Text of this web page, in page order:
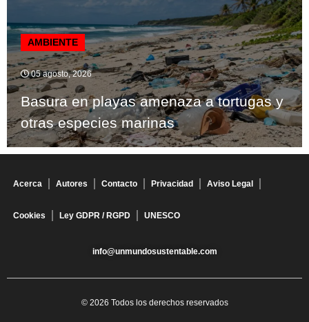
AMBIENTE
05 agosto, 2026
Basura en playas amenaza a tortugas y
otras especies marinas
Acerca Autores Contacto Privacidad Aviso Legal
Cookies Ley GDPR / RGPD UNESCO
info@unmundosustentable.com
© 2026 Todos los derechos reservados